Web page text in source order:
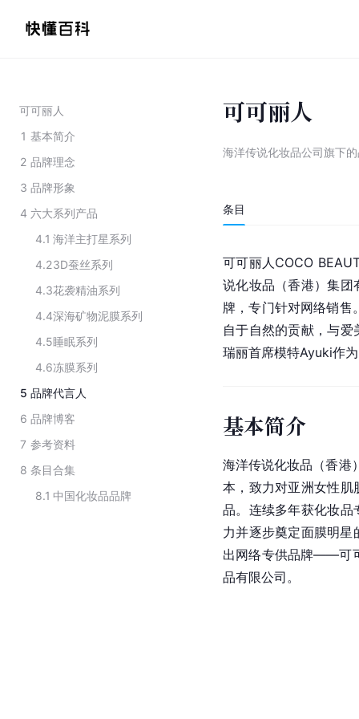
可可丽人
1 基本简介
2 品牌理念
3 品牌形象
4 六大系列产品
4.1 海洋主打星系列
4.23D蚕丝系列
4.3花袭精油系列
4.4深海矿物泥膜系列
4.5睡眠系列
4.6冻膜系列
5 品牌代言人
6 品牌博客
7 参考资料
8 条目合集
8.1 中国化妆品品牌
可可丽人
海洋传说化妆品公司旗下
条目
可可丽人 COCO
说化妆品（香港）集团
牌，专门针对网络销售
自于自然的贡献，与
瑞丽首席模特Ayuki作
基本简介
海洋传说化妆品（香港
本，致力对亚洲女性肌
品。连续多年获化妆
力并逐步奠定面膜明星
出网络专供品牌——可
品有限公司。